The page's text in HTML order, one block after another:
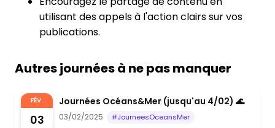
utilisant des appels à l'action clairs sur vos
publications.
Autres journées à ne pas manquer
FÉV.
03
Journées Océans&Mer (jusqu'au 4/02) 🌊
03/02/2025 #JourneesOceansMer